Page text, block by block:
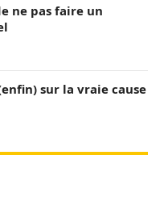
ne pas faire un
sur la vraie cause